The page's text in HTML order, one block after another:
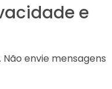
e
envie mensagens